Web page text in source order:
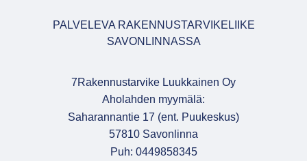
PALVELEVA RAKENNUSTARVIKELIIKE
SAVONLINNASSA
7Rakennustarvike Luukkainen Oy
Aholahden myymälä:
Saharannantie 17 (ent. Puukeskus)
57810 Savonlinna
Puh: 0449858345